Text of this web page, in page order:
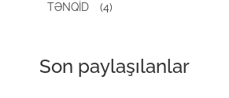
TƏNQİD (4)
Son paylaşılanlar